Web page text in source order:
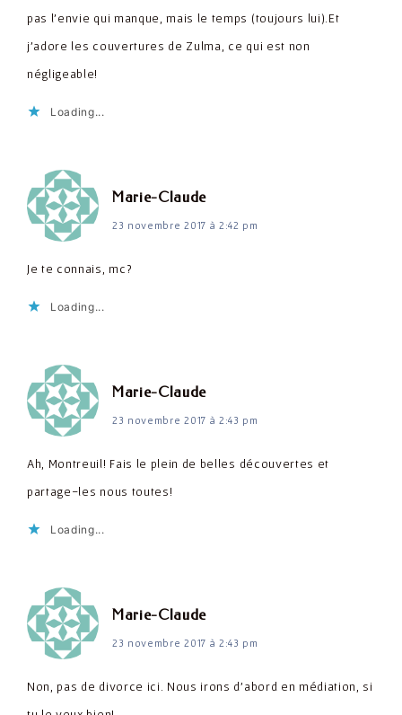
pas l'envie qui manque, mais le temps (toujours lui).Et
j'adore les couvertures de Zulma, ce qui est non
négligeable!
Loading...
Marie-Claudedit :
23 novembre 2017 à 2:42 pm
Je te connais, mc?
Loading...
Marie-Claudedit :
23 novembre 2017 à 2:43 pm
Ah, Montreuil! Fais le plein de belles découvertes et
partage-les nous toutes!
Loading...
Marie-Claudedit :
23 novembre 2017 à 2:43 pm
Non, pas de divorce ici. Nous irons d'abord en médiation, si